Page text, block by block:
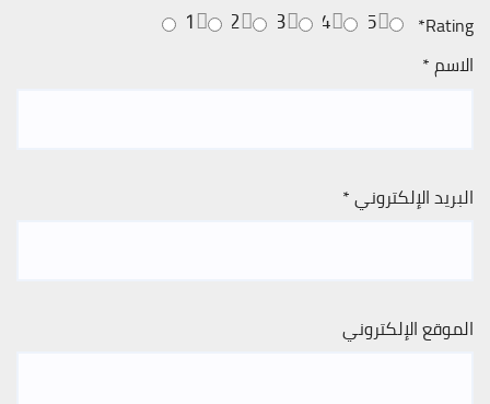
Rating
*
5
4
3
2
1
الاسم*
البريد الإلكتروني*
الموقع الإلكتروني